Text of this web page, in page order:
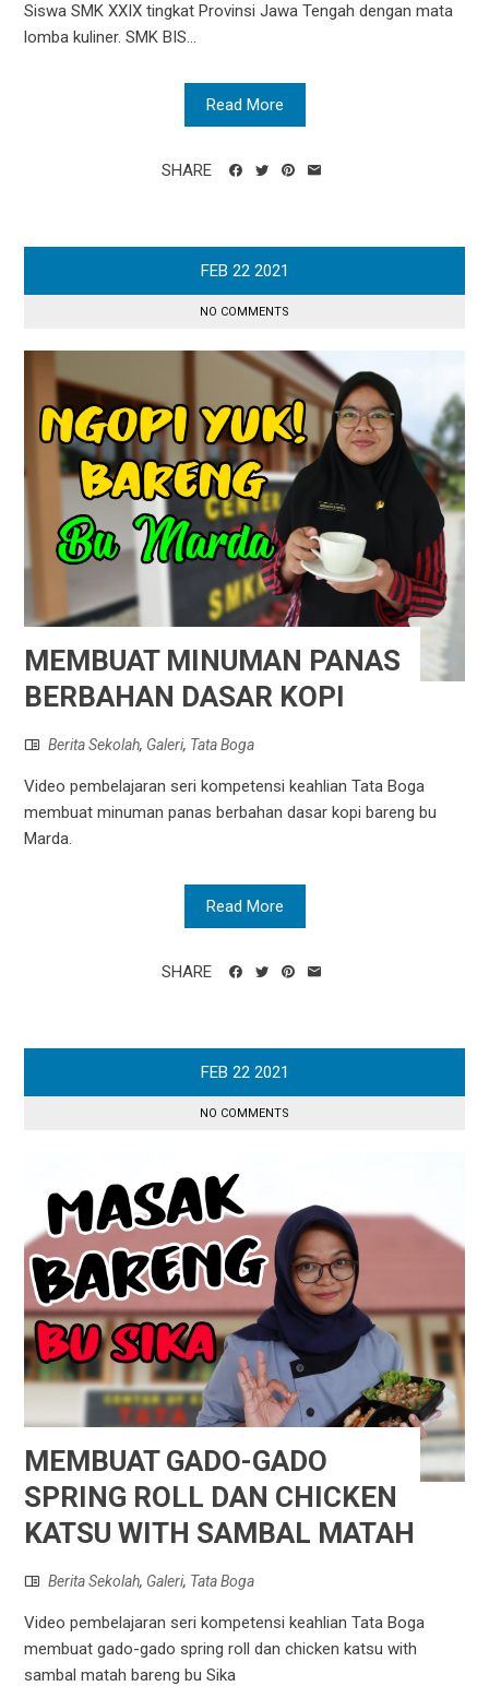
Siswa SMK XXIX tingkat Provinsi Jawa Tengah dengan mata
lomba kuliner. SMK BIS...
Read More
SHARE
FEB 22 2021
NO COMMENTS
MEMBUAT MINUMAN PANAS
BERBAHAN DASAR KOPI
Berita Sekolah, Galeri, Tata Boga
Video pembelajaran seri kompetensi keahlian Tata Boga
membuat minuman panas berbahan dasar kopi bareng bu
Marda.
Read More
SHARE
FEB 22 2021
NO COMMENTS
MEMBUAT GADO-GADO
SPRING ROLL DAN CHICKEN
KATSU WITH SAMBAL MATAH
Berita Sekolah, Galeri, Tata Boga
Video pembelajaran seri kompetensi keahlian Tata Boga
membuat gado-gado spring roll dan chicken katsu with
sambal matah bareng bu Sika